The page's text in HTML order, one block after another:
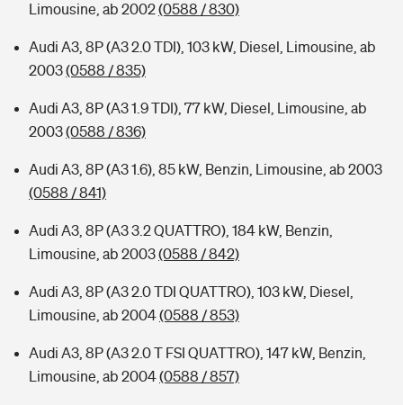
Limousine, ab 2002(0588 / 830)
Audi A3, 8P (A3 2.0 TDI), 103 kW, Diesel, Limousine, ab
2003(0588 / 835)
Audi A3, 8P (A3 1.9 TDI), 77 kW, Diesel, Limousine, ab
2003(0588 / 836)
Audi A3, 8P (A3 1.6), 85 kW, Benzin, Limousine, ab 2003
(0588 / 841)
Audi A3, 8P (A3 3.2 QUATTRO), 184 kW, Benzin,
Limousine, ab 2003(0588 / 842)
Audi A3, 8P (A3 2.0 TDI QUATTRO), 103 kW, Diesel,
Limousine, ab 2004(0588 / 853)
Audi A3, 8P (A3 2.0 T FSI QUATTRO), 147 kW, Benzin,
Limousine, ab 2004(0588 / 857)